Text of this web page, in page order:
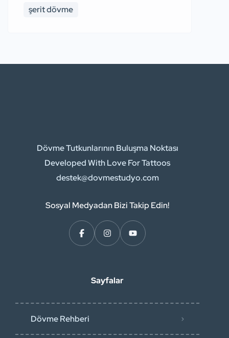
şerit dövme
Dövme Tutkunlarının Buluşma Noktası
Developed With Love For Tattoos
destek@dovmestudyo.com
Sosyal Medyadan Bizi Takip Edin!
Sayfalar
Dövme Rehberi